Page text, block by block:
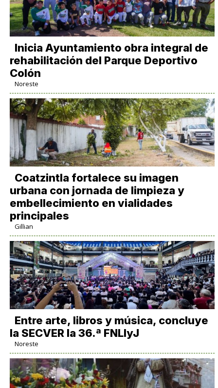
Inicia Ayuntamiento obra integral de
rehabilitación del Parque Deportivo
Colón
Noreste
Coatzintla fortalece su imagen
urbana con jornada de limpieza y
embellecimiento en vialidades
principales
Gillian
Entre arte, libros y música, concluye
la SECVER la 36.ª FNLIyJ
Noreste